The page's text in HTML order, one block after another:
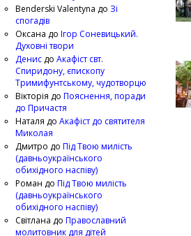
Benderski Valentyna до Зі
спогадів
Оксана до Ігор Соневицький.
Духовні твори
Денис до Акафіст свт.
Спиридону, єпископу
Тримифунтському, чудотворцю
Вікторія до Пояснення, поради
до Причастя
Наталя до Акафіст до святителя
Миколая
Дмитро до Під Твою милість
(давньоукраїнського
обихідного наспіву)
Роман до Під Твою милість
(давньоукраїнського
обихідного наспіву)
Світлана до Православний
молитовник для дітей